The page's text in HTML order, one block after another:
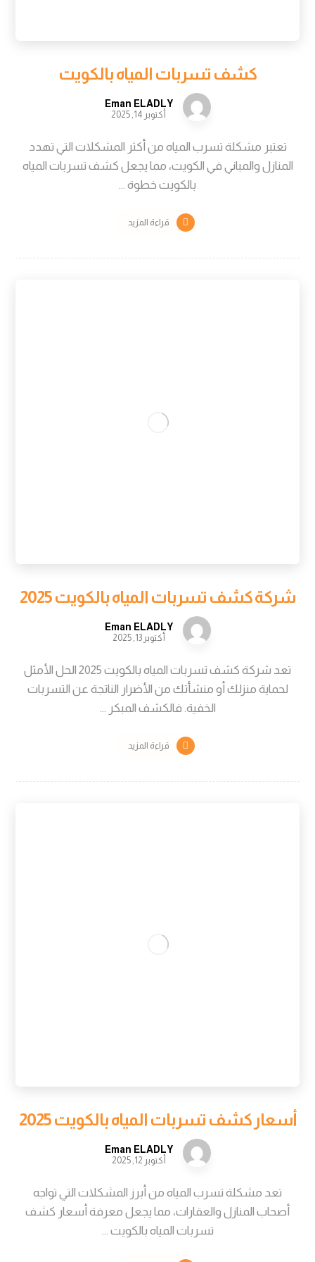
كشف تسربات المياه بالكويت
Eman ELADLY
أكتوبر 14, 2025
تعتبر مشكلة تسرب المياه من أكثر المشكلات التي تهدد
المنازل والمباني في الكويت، مما يجعل كشف تسربات المياه
بالكويت خطوة ...
قراءة المزيد
شركة كشف تسربات المياه بالكويت 2025
Eman ELADLY
أكتوبر 13, 2025
تعد شركة كشف تسربات المياه بالكويت 2025 الحل الأمثل
لحماية منزلك أو منشأتك من الأضرار الناتجة عن التسربات
الخفية. فالكشف المبكر ...
قراءة المزيد
أسعار كشف تسربات المياه بالكويت 2025
Eman ELADLY
أكتوبر 12, 2025
تعد مشكلة تسرب المياه من أبرز المشكلات التي تواجه
أصحاب المنازل والعقارات، مما يجعل معرفة أسعار كشف
تسربات المياه بالكويت ...